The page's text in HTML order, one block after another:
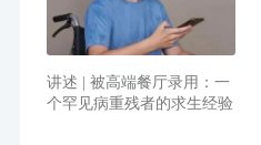
讲述 | 被高端餐厅录用：一
个罕见病重残者的求生经验